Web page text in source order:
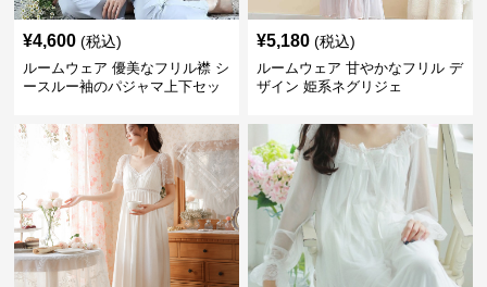
¥4,600 (税込)
ルームウェア 優美なフリル襟 シ
ースルー袖のパジャマ上下セッ
¥5,180 (税込)
ルームウェア 甘やかなフリル デ
ザイン 姫系ネグリジェ